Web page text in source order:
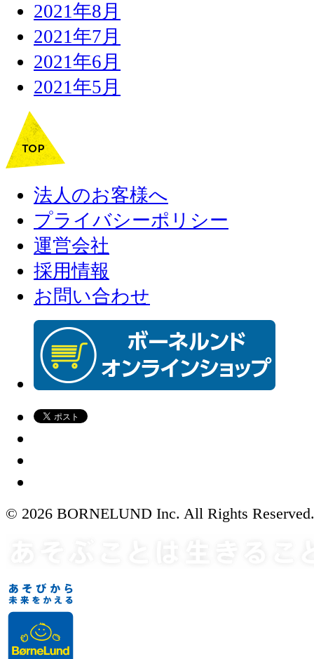
2021年8月
2021年7月
2021年6月
2021年5月
法人のお客様へ
プライバシーポリシー
運営会社
採用情報
お問い合わせ
© 2026 BORNELUND Inc. All Rights Reserved.